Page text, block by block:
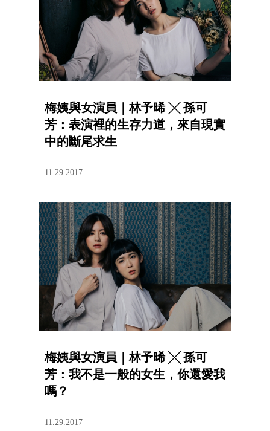
梅姨與女演員｜林予晞 ╳ 孫可
芳：表演裡的生存力道，來自現實
中的斷尾求生
11.29.2017
梅姨與女演員｜林予晞 ╳ 孫可
芳：我不是一般的女生，你還愛我
嗎？
11.29.2017